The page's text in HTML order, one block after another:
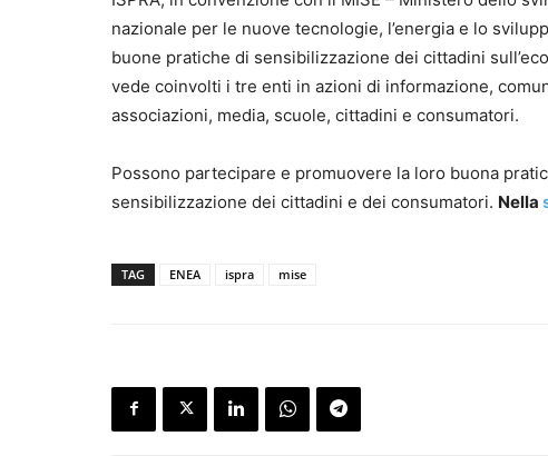
nazionale per le nuove tecnologie, l’energia e lo
buone pratiche di sensibilizzazione dei cittadini
vede coinvolti i tre enti in azioni di informazione,
associazioni, media, scuole, cittadini e consumatori.
Possono partecipare e promuovere la loro buona
sensibilizzazione dei cittadini e dei consumatori. Nella
TAG ENEA ispra mise